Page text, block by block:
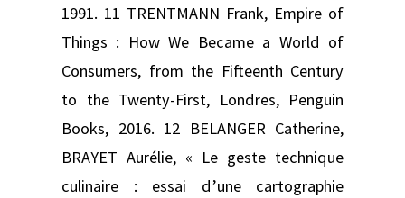
1991. 11 TRENTMANN Frank, Empire of
Things : How We Became a World of
Consumers, from the Fifteenth Century
to the Twenty-First, Londres, Penguin
Books, 2016. 12 BELANGER Catherine,
BRAYET Aurélie, « Le geste technique
culinaire : essai d’une cartographie